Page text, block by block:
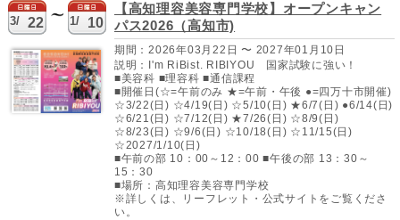
3/ 22 1/ 10
【高知理容美容専門学校】オープンキャン
パス2026（高知市)
期間：2026年03月22日 〜 2027年01月10日
説明：I'm RiBist. RIBIYOU 国家試験に強い！
■美容科 ■理容科 ■通信課程
■開催日(☆=午前のみ ★=午前・午後 ●=四万十市開催)
☆3/22(日) ☆4/19(日) ☆5/10(日) ★6/7(日) ●6/14(日)
☆6/21(日) ☆7/12(日) ★7/26(日) ☆8/9(日)
☆8/23(日) ☆9/6(日) ☆10/18(日) ☆11/15(日)
☆2027/1/10(日)
■午前の部 10：00～12：00 ■午後の部 13：30～
15：30
■場所：高知理容美容専門学校
※詳しくは、リーフレット・公式サイトをご覧くださ
い。